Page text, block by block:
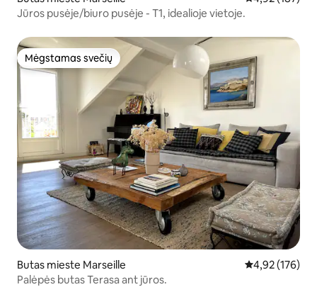
Jūros pusėje/biuro pusėje - T1, idealioje vietoje.
Mėgstamas svečių
Mėgstamas svečių
Butas mieste Marseille Vidutinis
4,92 (176)
Palėpės butas Terasa ant jūros.